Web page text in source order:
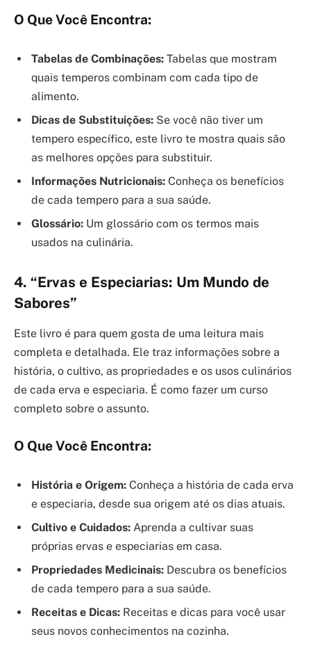
O Que Você Encontra:
Tabelas de Combinações: Tabelas que mostram
quais temperos combinam com cada tipo de
alimento.
Dicas de Substituições: Se você não tiver um
tempero específico, este livro te mostra quais são
as melhores opções para substituir.
Informações Nutricionais: Conheça os benefícios
de cada tempero para a sua saúde.
Glossário: Um glossário com os termos mais
usados na culinária.
4. “Ervas e Especiarias: Um Mundo de
Sabores”
Este livro é para quem gosta de uma leitura mais
completa e detalhada. Ele traz informações sobre a
história, o cultivo, as propriedades e os usos culinários
de cada erva e especiaria. É como fazer um curso
completo sobre o assunto.
O Que Você Encontra:
História e Origem: Conheça a história de cada erva
e especiaria, desde sua origem até os dias atuais.
Cultivo e Cuidados: Aprenda a cultivar suas
próprias ervas e especiarias em casa.
Propriedades Medicinais: Descubra os benefícios
de cada tempero para a sua saúde.
Receitas e Dicas: Receitas e dicas para você usar
seus novos conhecimentos na cozinha.